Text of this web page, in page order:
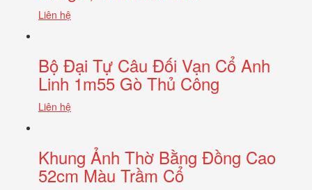
Liên hệ
Bộ Đại Tự Câu Đối Vạn Cổ Anh
Linh 1m55 Gò Thủ Công
Liên hệ
Khung Ảnh Thờ Bằng Đồng Cao
52cm Màu Trầm Cổ